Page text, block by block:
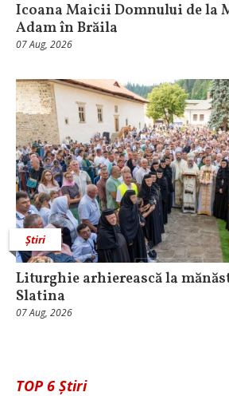
Icoana Maicii Domnului de la
Adam în Brăila
07 Aug, 2026
Știri
Liturghie arhierească la
Slatina
07 Aug, 2026
TOP 6 Știri